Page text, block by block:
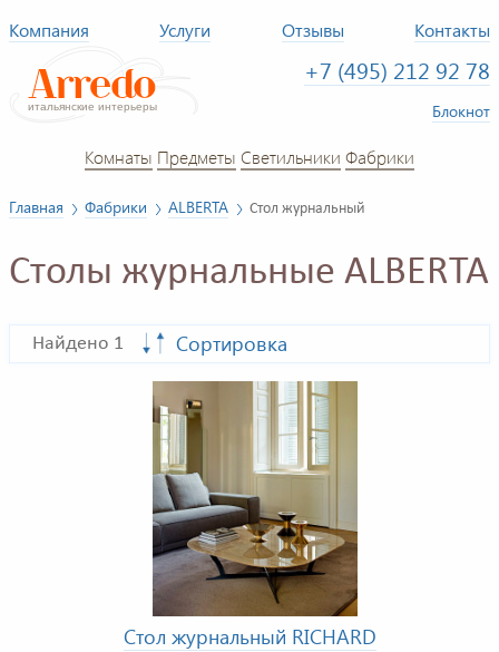
Компания Услуги Отзывы Контакты
+7 (495) 212 92 78
Блокнот
Комнаты Предметы Светильники Фабрики
Главная Фабрики ALBERTA Стол журнальный
Столы журнальные ALBERTA
Найдено 1 Сортировка
Стол журнальный RICHARD